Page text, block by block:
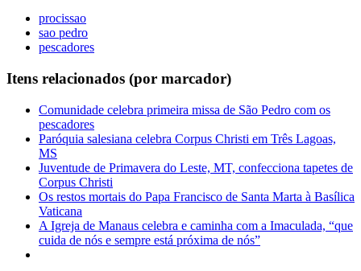
procissao
sao pedro
pescadores
Itens relacionados (por marcador)
Comunidade celebra primeira missa de São Pedro com os
pescadores
Paróquia salesiana celebra Corpus Christi em Três Lagoas,
MS
Juventude de Primavera do Leste, MT, confecciona tapetes de
Corpus Christi
Os restos mortais do Papa Francisco de Santa Marta à Basílica
Vaticana
A Igreja de Manaus celebra e caminha com a Imaculada, “que
cuida de nós e sempre está próxima de nós”